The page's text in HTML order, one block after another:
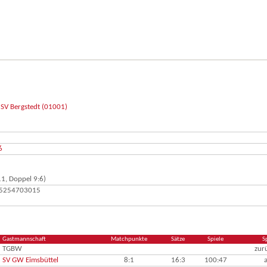
Bergstedt (01001)
Doppel 9:6)
Gastmannschaft Matchpunkte Sätze Spiele
TGBW
SV GW Eimsbüttel
8:1 16:3 100:47